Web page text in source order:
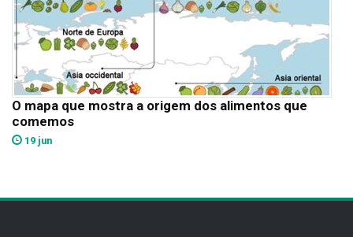
O mapa que mostra a origem dos alimentos que
comemos
19 jun